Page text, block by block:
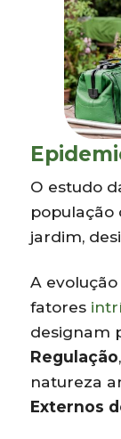
O estudo
população
jardim,
A
fatores
designam
Regulação
natureza
Externos